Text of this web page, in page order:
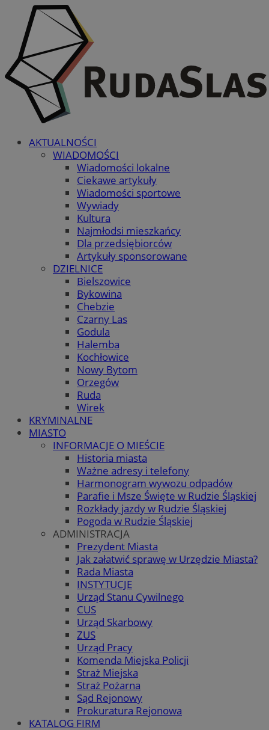
AKTUALNOŚCI
WIADOMOŚCI
Wiadomości lokalne
Ciekawe artykuły
Wiadomości sportowe
Wywiady
Kultura
Najmłodsi mieszkańcy
Dla przedsiębiorców
Artykuły sponsorowane
DZIELNICE
Bielszowice
Bykowina
Chebzie
Czarny Las
Godula
Halemba
Kochłowice
Nowy Bytom
Orzegów
Ruda
Wirek
KRYMINALNE
MIASTO
INFORMACJE O MIEŚCIE
Historia miasta
Ważne adresy i telefony
Harmonogram wywozu odpadów
Parafie i Msze Święte w Rudzie Śląskiej
Rozkłady jazdy w Rudzie Śląskiej
Pogoda w Rudzie Śląskiej
ADMINISTRACJA
Prezydent Miasta
Jak załatwić sprawę w Urzędzie Miasta?
Rada Miasta
INSTYTUCJE
Urząd Stanu Cywilnego
CUS
Urząd Skarbowy
ZUS
Urząd Pracy
Komenda Miejska Policji
Straż Miejska
Straż Pożarna
Sąd Rejonowy
Prokuratura Rejonowa
KATALOG FIRM